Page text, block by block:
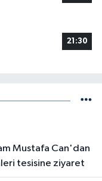
21:30
tesisine ziyaret